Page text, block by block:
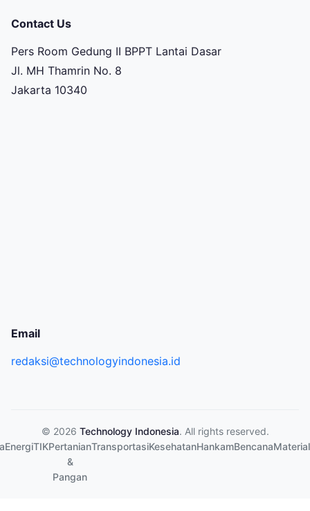
Contact Us
Pers Room Gedung II BPPT Lantai Dasar
Jl. MH Thamrin No. 8
Jakarta 10340
Email
redaksi@technologyindonesia.id
© 2026 Technology Indonesia. All rights reserved.
EnergiTIKPertanian
&
Pangan
TransportasiKesehatanHankamBencanaMaterial